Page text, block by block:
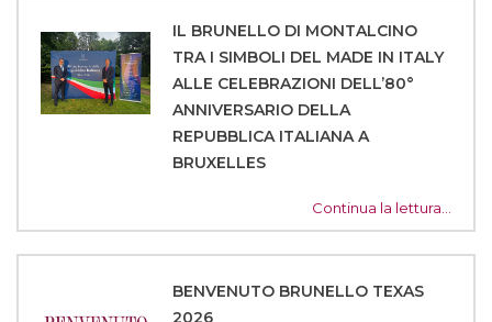
IL BRUNELLO DI MONTALCINO
TRA I SIMBOLI DEL MADE IN ITALY
ALLE CELEBRAZIONI DELL’80°
ANNIVERSARIO DELLA
REPUBBLICA ITALIANA A
BRUXELLES
Continua la lettura…
BENVENUTO BRUNELLO TEXAS
2026